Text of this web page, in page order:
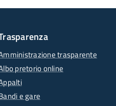
trasparente
pretorio online
e gare